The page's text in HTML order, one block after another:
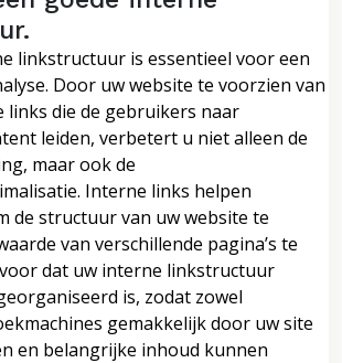
linkstructuur is essentieel voor een
Door uw website te voorzien van
links die de gebruikers naar
leiden, verbetert u niet alleen de
maar ook de
Interne links helpen
de structuur van uw website te
van verschillende pagina’s te
dat uw interne linkstructuur
is, zodat zowel
gemakkelijk door uw site
en belangrijke inhoud kunnen